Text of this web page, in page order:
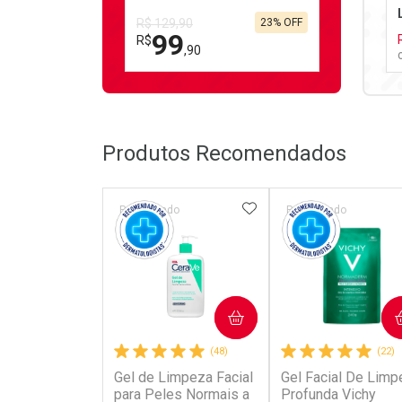
R$ 129,90
R$99,90
23% OFF
FECHAR
Ativar Desconto
Comprar sem Desconto
Por R$ 99,90/cada
FECHAR
Comprar sem Desconto
Por R$ 99,90/cada
Produtos Recomendados
(48)
Gel de Limpeza Facial
para Peles Normais a
Patrocinado ADICIONAR AOS
COMPRAR
(22)
Gel Facial De
Profunda Vichy
Patrocinado
COMPRAR